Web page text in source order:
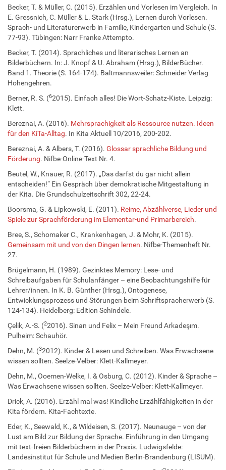
Becker, T. & Müller, C. (2015). Erzählen und Vorlesen im Vergleich. In
E. Gressnich, C. Müller & L. Stark (Hrsg.), Lernen durch Vorlesen.
Sprach- und Literaturerwerb in Familie, Kindergarten und Schule (S.
77-93). Tübingen: Narr Franke Attempto.
Becker, T. (2014). Sprachliches und literarisches Lernen an
Bilderbüchern. In: J. Knopf & U. Abraham (Hrsg.), BilderBücher.
Band 1. Theorie (S. 164-174). Baltmannsweiler: Schneider Verlag
Hohengehren.
Berner, R. S. (62015). Einfach alles! Die Wort-Schatz-Kiste. Leipzig:
Klett.
Bereznai, A. (2016). Mehrsprachigkeit als Ressource nutzen. Ideen
für den KiTa-Alltag. In Kita Aktuell 10/2016, 200-202.
Bereznai, A. & Albers, T. (2016). Glossar sprachliche Bildung und
Förderung. Nifbe-Online-Text Nr. 4.
Beutel, W., Knauer, R. (2017). „Das darfst du gar nicht allein
entscheiden!“ Ein Gespräch über demokratische Mitgestaltung in
der Kita. Die Grundschulzeitschrift 302, 22-24.
Boorsma, G. & Lipkowski, E. (2011). Reime, Abzählverse, Lieder und
Spiele zur Sprachförderung im Elementar-und Primarbereich.
Bree, S., Schomaker C., Krankenhagen, J. & Mohr, K. (2015).
Gemeinsam mit und von den Dingen lernen. Nifbe-Themenheft Nr.
27.
Brügelmann, H. (1989). Gezinktes Memory: Lese- und
Schreibaufgaben für Schulanfänger – eine Beobachtungshilfe für
Lehrer/innen. In K. B. Günther (Hrsg.), Ontogenese,
Entwicklungsprozess und Störungen beim Schriftspracherwerb (S.
124-134). Heidelberg: Edition Schindele.
Çelik, A.-S. (22016). Sinan und Felix – Mein Freund Arkadeşım.
Pulheim: Schauhör.
Dehn, M. (32012). Kinder & Lesen und Schreiben. Was Erwachsene
wissen sollten. Seelze-Velber: Klett-Kallmeyer.
Dehn, M., Ooemen-Welke, I. & Osburg, C. (2012). Kinder & Sprache –
Was Erwachsene wissen sollten. Seelze-Velber: Klett-Kallmeyer.
Drick, A. (2016). Erzähl mal was! Kindliche Erzählfähigkeiten in der
Kita fördern. Kita-Fachtexte.
Eder, K., Seewald, K., & Wildeisen, S. (2017). Neunauge – von der
Lust am Bild zur Bildung der Sprache. Einführung in den Umgang
mit text-freien Bilderbüchern in der Praxis. Ludwigsfelde:
Landesinstitut für Schule und Medien Berlin-Brandenburg (LISUM).